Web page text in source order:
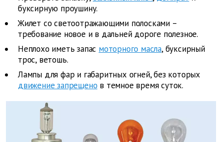
буксирную проушину.
Жилет со светоотражающими полосками –
требование новое и в дальней дороге полезное.
Неплохо иметь запас моторного масла, буксирный
трос, ветошь.
Лампы для фар и габаритных огней, без которых
движение запрещено в темное время суток.